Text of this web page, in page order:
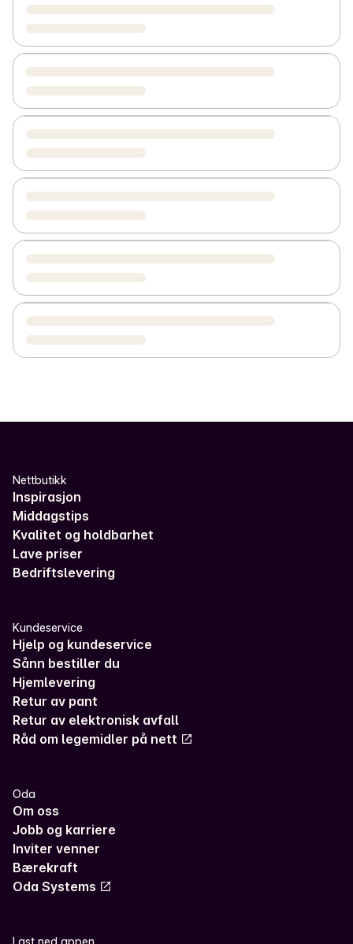
Nettbutikk
Inspirasjon
Middagstips
Kvalitet og holdbarhet
Lave priser
Bedriftslevering
Kundeservice
Hjelp og kundeservice
Sånn bestiller du
Hjemlevering
Retur av pant
Retur av elektronisk avfall
Råd om legemidler på nett
Oda
Om oss
Jobb og karriere
Inviter venner
Bærekraft
Oda Systems
Last ned appen